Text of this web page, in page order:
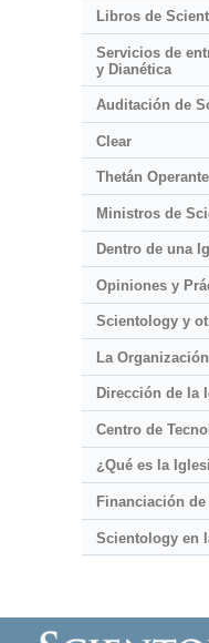
Libros de
Servicios de
y Dianética
Auditación de
Clear
Thetán Operante
Ministros de
Dentro de una
Opiniones y
Scientology y
La
Dirección de la
Centro de
¿Qué es la
Financiación
Scientology en